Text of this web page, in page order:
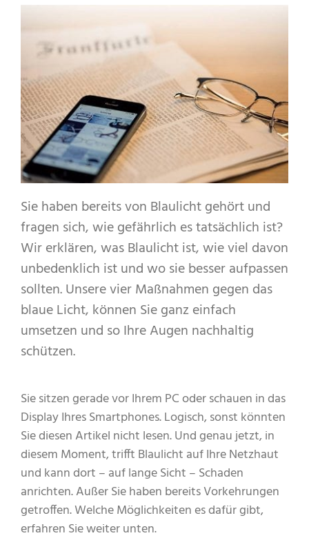
Sie haben bereits von Blaulicht gehört und
fragen sich, wie gefährlich es tatsächlich ist?
Wir erklären, was Blaulicht ist, wie viel davon
unbedenklich ist und wo sie besser aufpassen
sollten. Unsere vier Maßnahmen gegen das
blaue Licht, können Sie ganz einfach
umsetzen und so Ihre Augen nachhaltig
schützen.
Sie sitzen gerade vor Ihrem PC oder schauen in das
Display Ihres Smartphones. Logisch, sonst könnten
Sie diesen Artikel nicht lesen. Und genau jetzt, in
diesem Moment, trifft Blaulicht auf Ihre Netzhaut
und kann dort – auf lange Sicht – Schaden
anrichten. Außer Sie haben bereits Vorkehrungen
getroffen. Welche Möglichkeiten es dafür gibt,
erfahren Sie weiter unten.